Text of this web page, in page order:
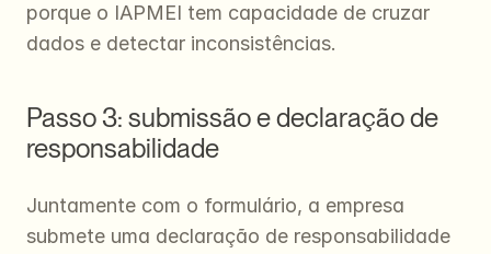
porque o IAPMEI tem capacidade de cruzar
dados e detectar inconsistências.
Passo 3: submissão e declaração de
responsabilidade
Juntamente com o formulário, a empresa
submete uma declaração de responsabilidade